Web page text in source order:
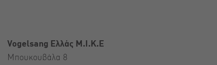
Vogelsang Ελλάς Μ.Ι.Κ.Ε
Μπουκουβάλα 8